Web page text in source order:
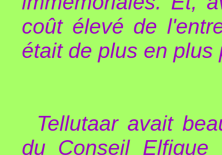
coût élevé de
était de plus en
Tellutaar avait
du Conseil Elfique